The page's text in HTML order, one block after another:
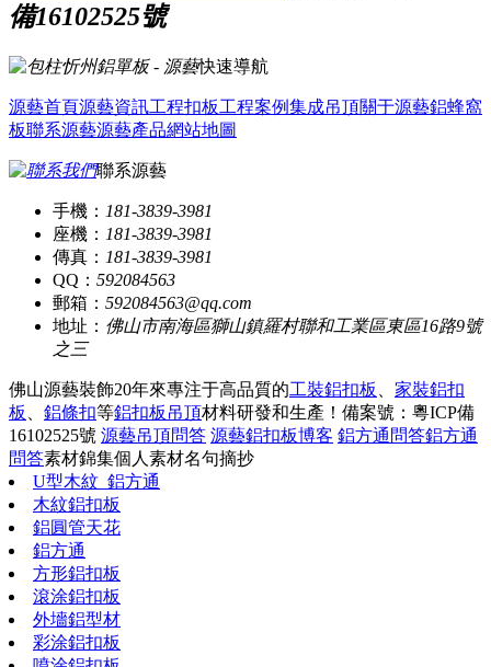
備16102525號
快速導航
源藝首頁源藝資訊工程扣板工程案例集成吊頂關于源藝鋁蜂窩
板聯系源藝源藝產品網站地圖
聯系源藝
手機： 181-3839-3981
座機： 181-3839-3981
傳真： 181-3839-3981
QQ： 592084563
郵箱： 592084563@qq.com
地址： 佛山市南海區獅山鎮羅村聯和工業區東區16路9號
之三
佛山源藝裝飾20年來專注于高品質的工裝鋁扣板
家裝鋁扣
板
鋁條扣等鋁扣板吊頂材料研發和生產！ 備案號：粵ICP備
16102525號 源藝吊頂問答 源藝鋁扣板博客 鋁方通問答鋁方通
問答素材錦集個人素材名句摘抄
U型木紋_鋁方通
木紋鋁扣板
鋁圓管天花
鋁方通
方形鋁扣板
滾涂鋁扣板
外墻鋁型材
彩涂鋁扣板